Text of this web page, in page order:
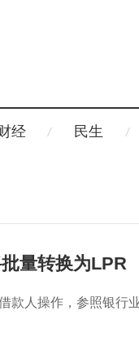
经 民生
量转换为LPR
款人操作，参照银行